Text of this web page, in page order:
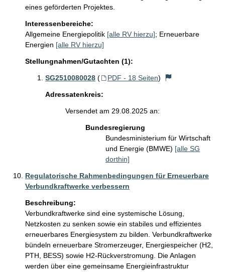
eines geförderten Projektes.
Interessenbereiche:
Allgemeine Energiepolitik [alle RV hierzu]; Erneuerbare
Energien [alle RV hierzu]
Stellungnahmen/Gutachten (1):
SG2510080028 ( PDF - 18 Seiten)
Adressatenkreis:
Versendet am 29.08.2025 an:
Bundesregierung
Bundesministerium für Wirtschaft
und Energie (BMWE) [alle SG
dorthin]
Regulatorische Rahmenbedingungen für Erneuerbare
Verbundkraftwerke verbessern
Beschreibung:
Verbundkraftwerke sind eine systemische Lösung,
Netzkosten zu senken sowie ein stabiles und effizientes
erneuerbares Energiesystem zu bilden. Verbundkraftwerke
bündeln erneuerbare Stromerzeuger, Energiespeicher (H2,
PTH, BESS) sowie H2-Rückverstromung. Die Anlagen
werden über eine gemeinsame Energieinfrastruktur